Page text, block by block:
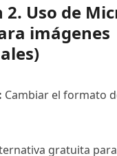
2. Uso de
imágenes
Cambiar el formato
gratuita